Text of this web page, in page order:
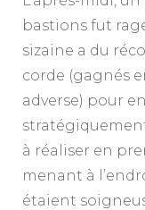
bastions fut
sizaine a du
corde (gagnés
adverse) pour
à réaliser en
menant à
étaient